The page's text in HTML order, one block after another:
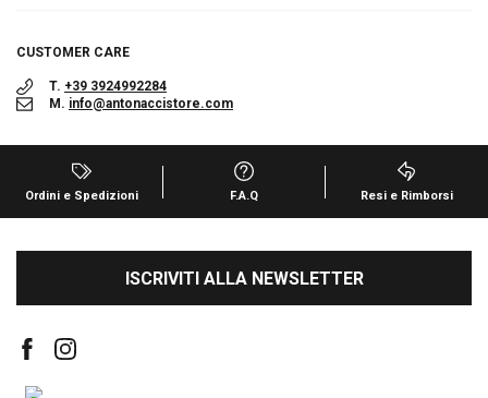
CUSTOMER CARE
T. +39 3924992284
M. info@antonaccistore.com
Ordini e Spedizioni F.A.Q Resi e Rimborsi
ISCRIVITI ALLA NEWSLETTER